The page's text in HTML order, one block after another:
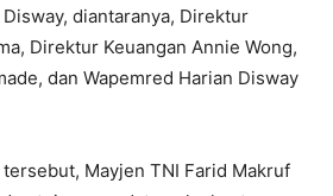
diantaranya, Direktur
Direktur Keuangan Annie Wong,
dan Wapemred Harian Disway
Mayjen TNI Farid Makruf